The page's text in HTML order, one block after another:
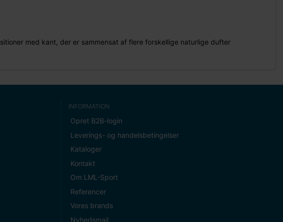
med kant, der er sammensat af flere forskellige naturlige dufter
INFORMATION
Opret B2B-login
Leverings- og handelsbetingelser
Kataloger
Kontakt
Om LML-Sport
Referencer
Vores brands
Nyhedsmail